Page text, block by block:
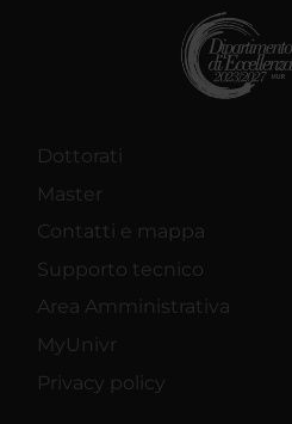
Dottorati
Master
Contatti e mappa
Supporto tecnico
Area Amministrativa
MyUnivr
Privacy policy